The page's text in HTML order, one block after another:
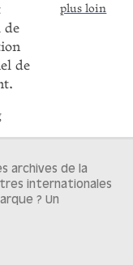
de
de
plus loin
archives de la
internationales
? Un